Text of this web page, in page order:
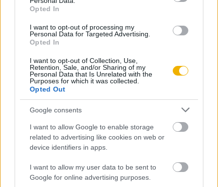
Opted In
I want to opt-out of processing my
Personal Data for Targeted Advertising.
Opted In
I want to opt-out of Collection, Use,
Retention, Sale, and/or Sharing of my
Personal Data that Is Unrelated with the
Purposes for which it was collected.
Opted Out
Google consents
I want to allow Google to enable storage
related to advertising like cookies on web or
device identifiers in apps.
I want to allow my user data to be sent to
Google for online advertising purposes.
Ismerje meg
Tananyag
Egyetemes történelem
Az Oszmán Birodalom kialakulása és
terjeszkedése